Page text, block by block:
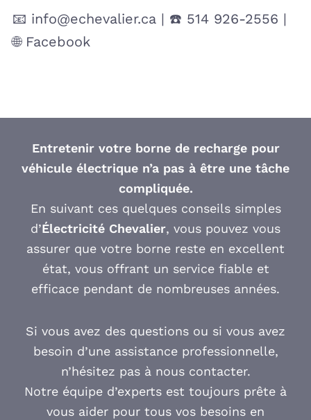
📧 info@echevalier.ca | ☎️ 514 926-2556 |
🌐 Facebook
Entretenir votre borne de recharge pour
véhicule électrique n’a pas à être une tâche
compliquée.
En suivant ces quelques conseils simples
d’Électricité Chevalier, vous pouvez vous
assurer que votre borne reste en excellent
état, vous offrant un service fiable et
efficace pendant de nombreuses années.
Si vous avez des questions ou si vous avez
besoin d’une assistance professionnelle,
n’hésitez pas à nous contacter.
Notre équipe d’experts est toujours prête à
vous aider pour tous vos besoins en